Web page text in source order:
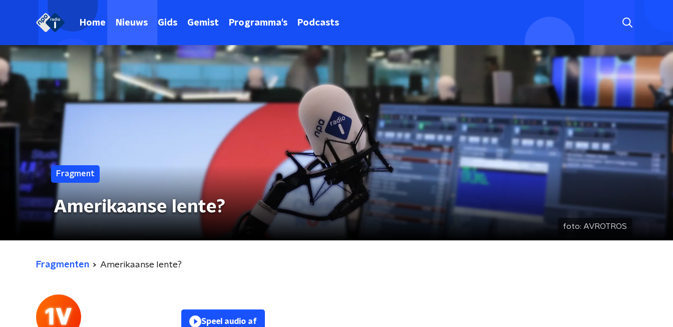
Home Nieuws Gids Gemist Programma's Podcasts
Fragment
Amerikaanse lente?
foto: AVROTROS
Fragmenten Amerikaanse lente?
Speel audio af